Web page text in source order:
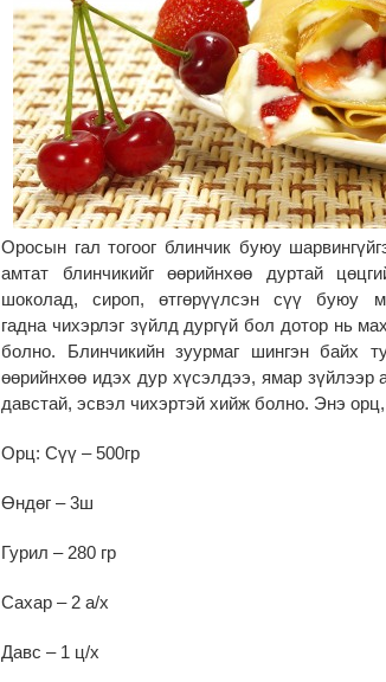
Оросын гал тогоог блинчик буюу
амтат блинчикийг өөрийнхөө дуртай
шоколад, сироп, өтгөрүүлсэн сүү буюу
гадна чихэрлэг зүйлд дургүй бол дотор нь
болно. Блинчикийн зуурмаг шингэн байх
өөрийнхөө идэх дур хүсэлдээ, ямар зүйлээр
давстай, эсвэл чихэртэй хийж болно. Энэ
Орц: Сүү – 500гр
Өндөг – 3ш
Гурил – 280 гр
Сахар – 2 а/х
Давс – 1 ц/х